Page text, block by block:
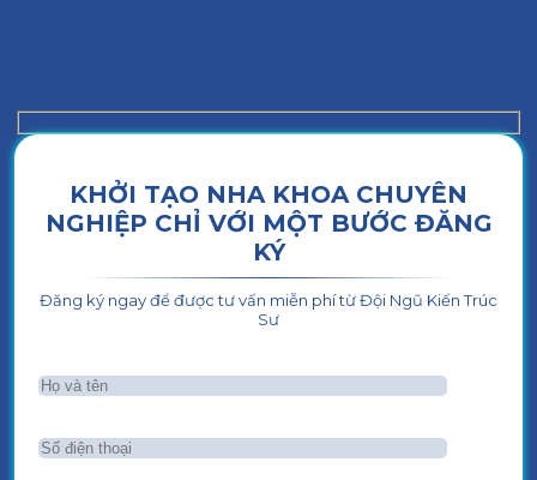
KHỞI TẠO NHA KHOA CHUYÊN
NGHIỆP CHỈ VỚI MỘT BƯỚC ĐĂNG
KÝ
Đăng ký ngay để được tư vấn miễn phí từ Đội Ngũ Kiến Trúc
Sư